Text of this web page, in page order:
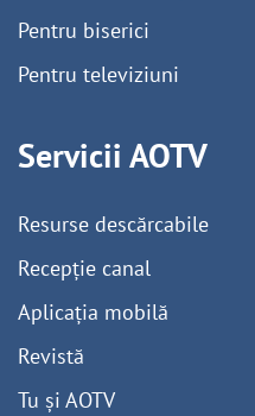
Pentru biserici
Pentru televiziuni
Servicii AOTV
Resurse descărcabile
Recepție canal
Aplicația mobilă
Revistă
Tu și AOTV